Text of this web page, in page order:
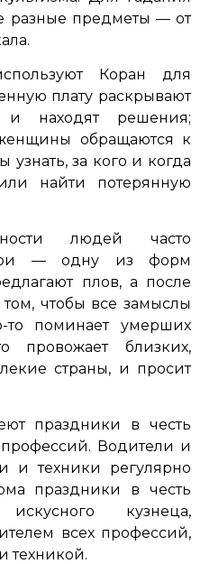
разные предметы — от
Коран для
плату раскрывают
находят решения;
обращаются к
за кого и когда
найти потерянную
людей часто
— одну из форм
плов, а после
чтобы все замыслы
то поминает умерших
провожает близких,
страны, и просит
праздники в честь
Водители и
и техники регулярно
праздники в честь
кузнеца,
всех профессий,
техникой.